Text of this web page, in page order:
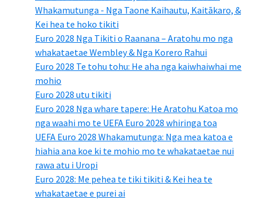
Whakamutunga - Nga Taone Kaihautu, Kaitākaro, &
Kei hea te hoko tikiti
Euro 2028 Nga Tikiti o Raanana – Aratohu mo nga
whakataetae Wembley & Nga Korero Rahui
Euro 2028 Te tohu tohu: He aha nga kaiwhaiwhai me
mohio
Euro 2028 utu tikiti
Euro 2028 Nga whare tapere: He Aratohu Katoa mo
nga waahi mo te UEFA Euro 2028 whiringa toa
UEFA Euro 2028 Whakamutunga: Nga mea katoa e
hiahia ana koe ki te mohio mo te whakataetae nui
rawa atu i Uropi
Euro 2028: Me pehea te tiki tikiti & Kei hea te
whakataetae e purei ai